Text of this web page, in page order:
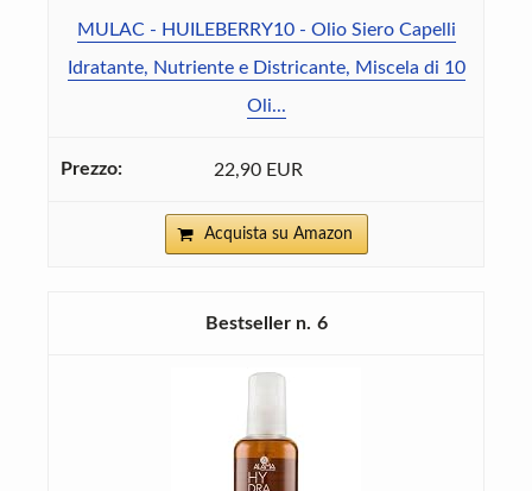
MULAC - HUILEBERRY10 - Olio Siero Capelli
Idratante, Nutriente e Districante, Miscela di 10
Oli...
22,90 EUR
Acquista su Amazon
6